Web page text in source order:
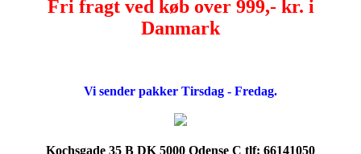
Fri fragt ved køb over 999,- kr. i
Danmark
Vi sender pakker Tirsdag - Fredag.
Kochsgade 35 B DK 5000 Odense C tlf: 66141050